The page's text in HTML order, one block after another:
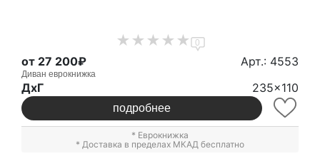
0
от 27 200₽ Арт.: 4553
Диван еврокнижка
ДxГ 235x110
подробнее
* Еврокнижка
* Доставка в пределах МКАД бесплатно